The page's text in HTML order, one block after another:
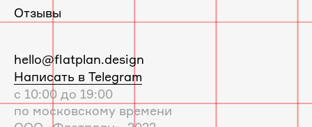
Отзывы
E-
mail:
hello@flatplan.design
Написать в Telegram
с 10:00 до 19:00
по московскому времени